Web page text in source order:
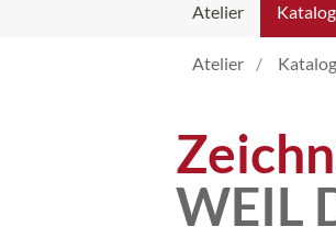
Atelier Katalog
Atelier Katalog
WEIL